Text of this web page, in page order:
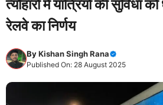
त्यौहारों में यात्रियों की सुविधा
रेलवे का निर्णय
ByKishan Singh Rana
Published On: 28 August 2025